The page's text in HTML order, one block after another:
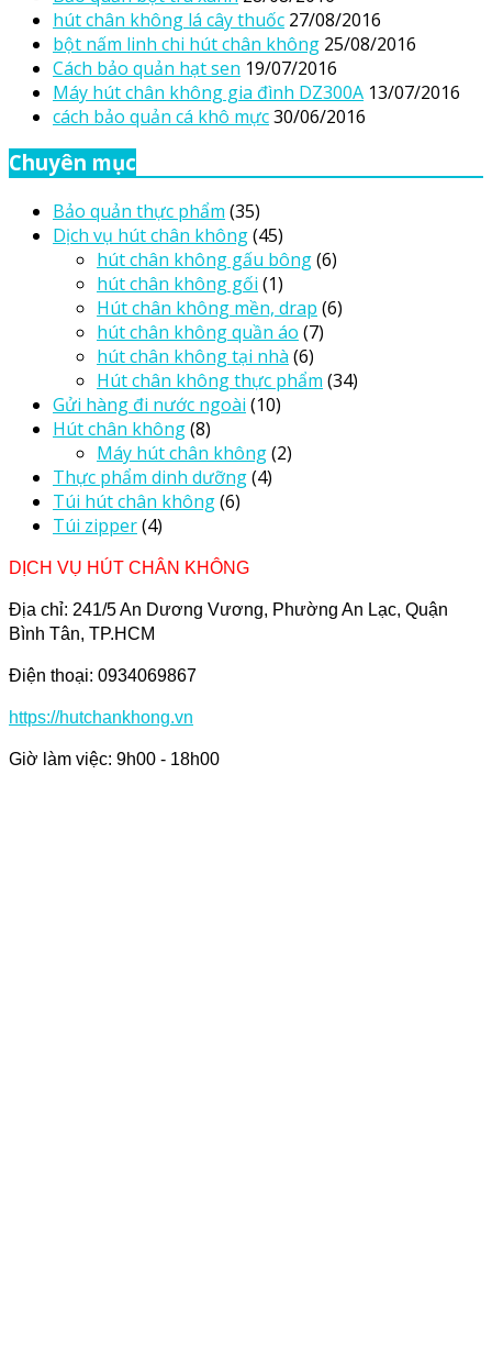
hút chân không lá cây thuốc 27/08/2016
bột nấm linh chi hút chân không 25/08/2016
Cách bảo quản hạt sen 19/07/2016
Máy hút chân không gia đình DZ300A 13/07/2016
cách bảo quản cá khô mực30/06/2016
Chuyên mục
Bảo quản thực phẩm (35)
Dịch vụ hút chân không(45)
hút chân không gấu bông(6)
hút chân không gối (1)
Hút chân không mền, drap (6)
hút chân không quần áo (7)
hút chân không tại nhà (6)
Hút chân không thực phẩm (34)
Gửi hàng đi nước ngoài (10)
Hút chân không(8)
Máy hút chân không(2)
Thực phẩm dinh dưỡng(4)
Túi hút chân không(6)
Túi zipper(4)
DỊCH VỤ HÚT CHÂN KHÔNG
Địa chỉ: 241/5 An Dương Vương, Phường An Lạc, Quận
Bình Tân, TP.HCM
Điện thoại: 0934069867
https://hutchankhong.vn
Giờ làm việc: 9h00 - 18h00